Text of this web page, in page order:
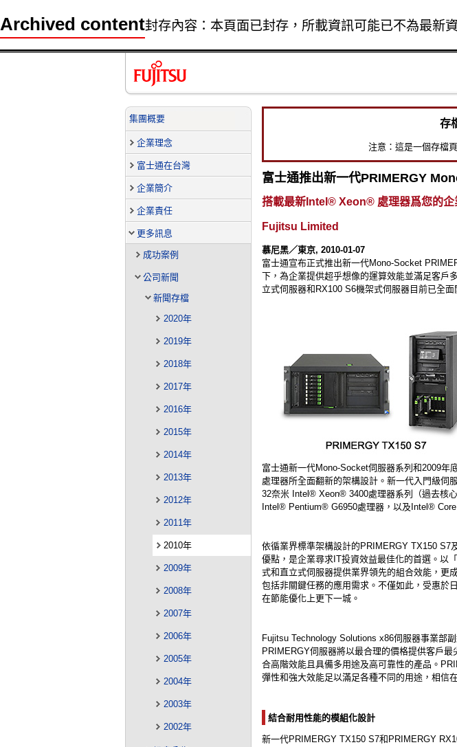
Archived content封存內容：本頁面已封存，所載資訊可能已不為最新
集團概要
企業理念
富士通在台灣
企業簡介
企業責任
更多訊息
成功案例
公司新聞
新聞存檔
2020年
2019年
2018年
2017年
2016年
2015年
2014年
2013年
2012年
2011年
2010年
2009年
2008年
2007年
2006年
2005年
2004年
2003年
2002年
存
注意：這是一個存檔
富士通推出新一代PRIMERGY
搭載最新Intel® Xeon® 處理器爲您的企
Fujitsu Limited
慕尼黑／東京, 2010-01-07
富士通宣布正式推出新一代Mono-Socket
下，為企業提供超乎想像的運算效能並滿足客戶
立式伺服器和RX100 S6機架式伺服器目前已全面
富士通新一代Mono-Socket伺服器系列和2009
處理器所全面翻新的架構設計。新一代入門級伺
32奈米 Intel® Xeon® 3400處理器系列（過去核
Intel® Pentium® G6950處理器，以及Intel® Core
依循業界標準架構設計的PRIMERGY TX150 S7
優點，是企業尋求IT投資效益最佳化的首選。以
式和直立式伺服器提供業界領先的組合效能，更
包括非關鍵任務的應用需求。不僅如此，受惠於
在節能優化上更下一城。
Fujitsu Technology Solutions x86伺服器事業部
PRIMERGY伺服器將以最合理的價格提供客戶
合高階效能且具備多用途及高可靠性的產品。
彈性和強大效能足以滿足各種不同的用途，相信
結合耐用性能的模組化設計
新一代PRIMERGY TX150 S7和PRIMERGY